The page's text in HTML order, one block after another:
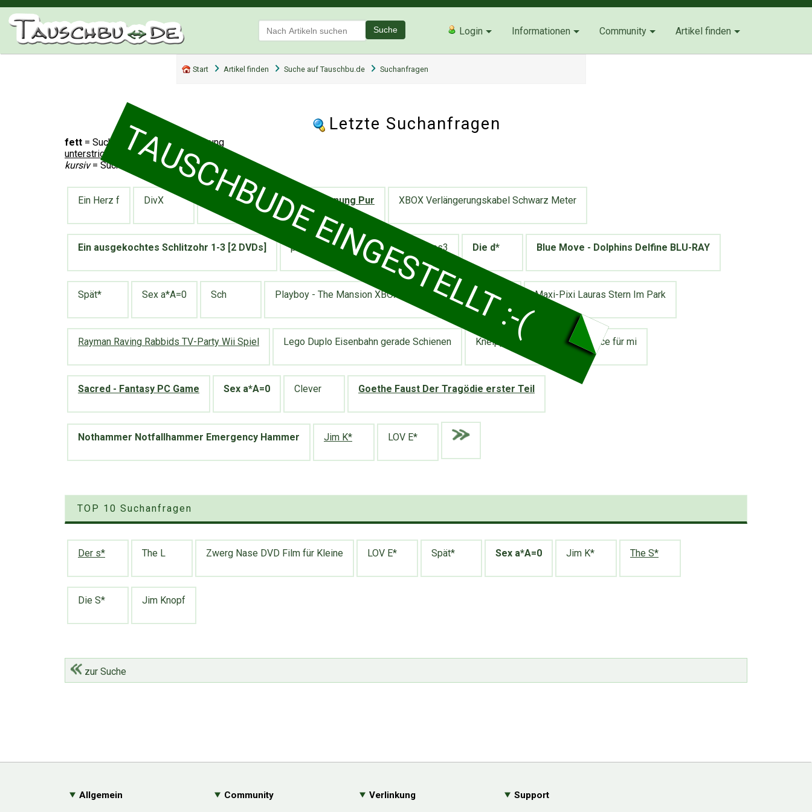
Suche Login Informationen Community Artikel finden
TAUSCHBUDE EINGESTELLT :-(
Start Artikel finden Suche auf Tauschbu.de Suchanfragen
Letzte Suchanfragen
fett = Suche inkl. Artikelbeschreibung
unterstrichen
= Suche in Kategorie
kursiv= Suche nach bestimmten Tauschbons
Ein Herz f DivX Yoga Lebens-Fluss Entspannung Pur XBOX Verlängerungskabel Schwarz Meter
Ein ausgekochtes Schlitzohr 1-3 [2 DVDs] playstation all-stars battle royale ps3 Die d* Blue Move - Dolphins Delfine BLU-RAY
Spät* Sex a*A=0 Sch Playboy - The Mansion XBOX Live Game Der s* Maxi-Pixi Lauras Stern Im Park
Rayman Raving Rabbids TV-Party Wii Spiel Lego Duplo Eisenbahn gerade Schienen Kneipp Badekristalle Öl Balance für mi
Sacred - Fantasy PC Game Sex a*A=0 Clever Goethe Faust Der Tragödie erster Teil
Nothammer Notfallhammer Emergency Hammer Jim K* LOV E*
TOP 10 Suchanfragen
Der s* The L Zwerg Nase DVD Film für Kleine LOV E* Spät* Sex a*A=0 Jim K* The S*
Die S* Jim Knopf
zur Suche
Allgemein Community Verlinkung Support